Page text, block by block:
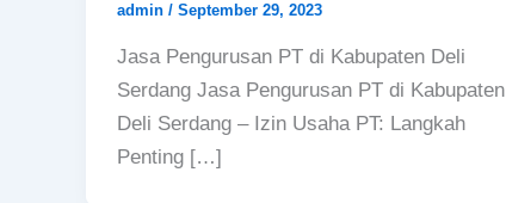
admin / September 29, 2023
Jasa Pengurusan PT di Kabupaten Deli
Serdang Jasa Pengurusan PT di Kabupaten
Deli Serdang – Izin Usaha PT: Langkah
Penting […]